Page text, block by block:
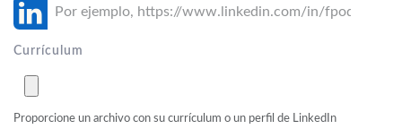
Currículum
Proporcione un archivo con su currículum o un perfil de LinkedIn